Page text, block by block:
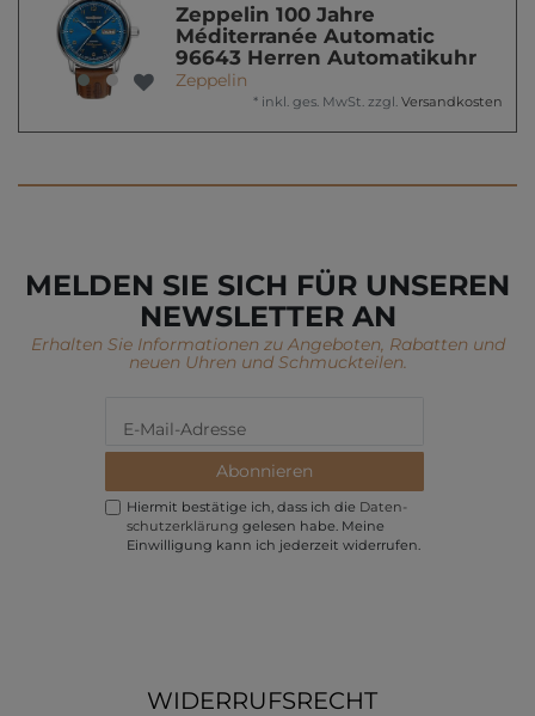
Zeppelin 100 Jahre
Méditerranée Automatic
96643 Herren Automatikuhr
Zeppelin
* inkl. ges. MwSt. zzgl. Versandkosten
MELDEN SIE SICH FÜR UNSEREN
NEWSLETTER AN
Erhalten Sie Informationen zu Angeboten, Rabatten und
neuen Uhren und Schmuckteilen.
Abonnieren
Hiermit bestätige ich, dass ich die Daten­
schutz­erklärung gelesen habe. Meine
Einwilligung kann ich jederzeit widerrufen.
WIDERRUFSRECHT